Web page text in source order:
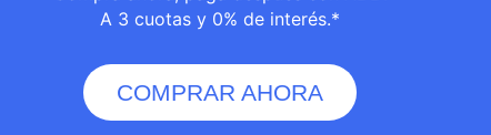
A 3 cuotas y 0% de interés.*
COMPRAR AHORA